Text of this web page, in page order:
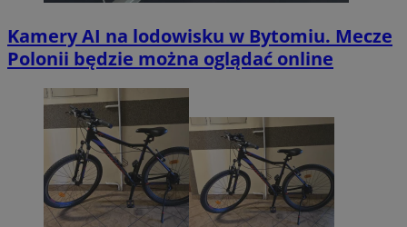
Kamery AI na lodowisku w Bytomiu. Mecze
Polonii będzie można oglądać online